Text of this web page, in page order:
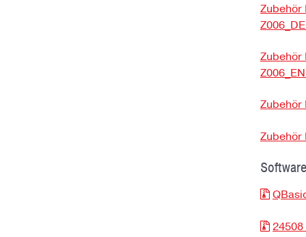
Zubehör
Zubehör
Zubehör
Zubehör
Software